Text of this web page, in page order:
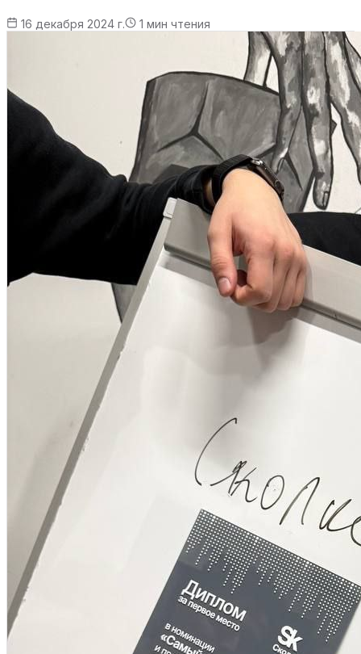
16 декабря 2024 г. 1 мин чтения